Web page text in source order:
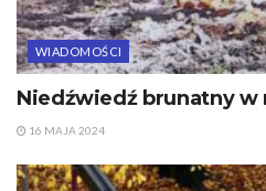
WIADOMOŚCI
Niedźwiedź brunatny
16 MAJA 2024